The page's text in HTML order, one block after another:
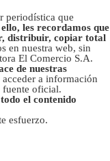
periodística que
les recordamos que
distribuir, copiar total
en nuestra web, sin
El Comercio S.A.
de nuestras
acceder a información
fuente oficial.
el contenido
esfuerzo.